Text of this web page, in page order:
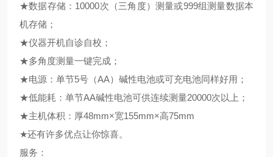
★数据存储：10000次（三角度）测量或999组测量数据本
机存储；
★仪器开机自诊自校；
★多角度测量一键完成；
★电源：单节5号（AA）碱性电池或可充电池同样好用；
★低能耗：单节AA碱性电池可供连续测量20000次以上；
★主机体积：厚48mm×宽155mm×高75mm
★还有许多优点让你惊喜。
服务：